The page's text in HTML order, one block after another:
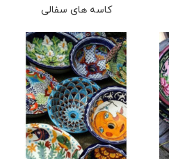
کاسه های سفالی